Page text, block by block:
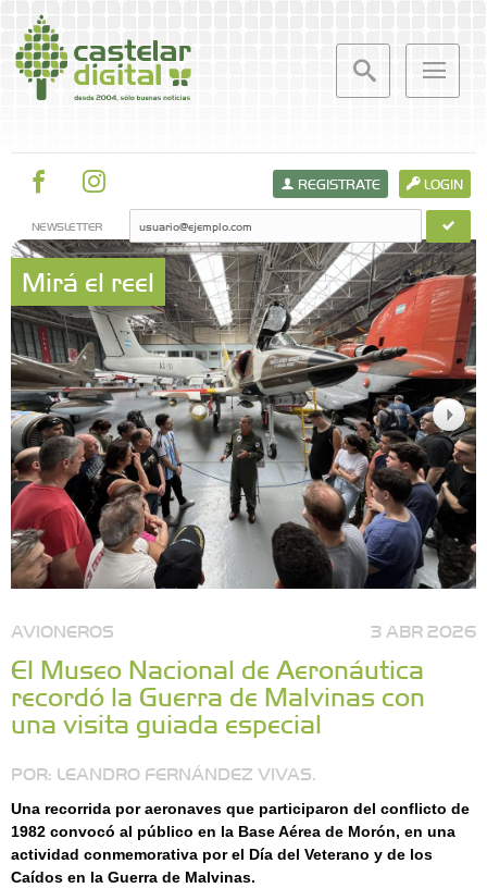
LOGIN
REGISTRATE
NEWSLETTER
Mirá el reel
AVIONEROS 3 ABR 2026
El Museo Nacional de Aeronáutica
recordó la Guerra de Malvinas con
una visita guiada especial
POR: LEANDRO FERNÁNDEZ VIVAS.
Una recorrida por aeronaves que participaron del conflicto de
1982 convocó al público en la Base Aérea de Morón, en una
actividad conmemorativa por el Día del Veterano y de los
Caídos en la Guerra de Malvinas.